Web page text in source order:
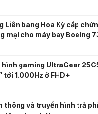
Liên bang Hoa Kỳ cấp
mại cho máy bay Boeing
hình gaming UltraGear
tới 1.000Hz ở FHD+
thông và truyền hình trả